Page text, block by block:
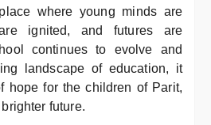
where young minds are
ignited, and futures are
continues to evolve and
landscape of education, it
hope for the children of Parit,
future.